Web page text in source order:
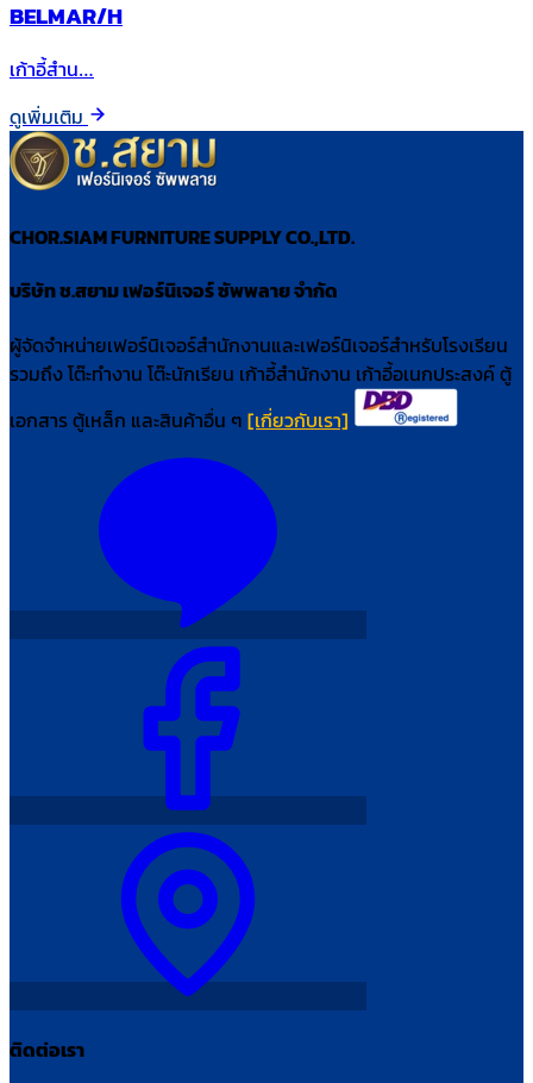
BELMAR/H
เก้าอี้สำน…
ดูเพิ่มเติม
CHOR.SIAM FURNITURE SUPPLY CO.,LTD.
บริษัท ช.สยาม เฟอร์นิเจอร์ ซัพพลาย จำกัด
ผู้จัดจำหน่ายเฟอร์นิเจอร์สำนักงานและเฟอร์นิเจอร์สำหรับโรงเรียน
รวมถึง โต๊ะทำงาน โต๊ะนักเรียน เก้าอี้สำนักงาน เก้าอี้อเนกประสงค์ ตู้
เอกสาร ตู้เหล็ก และสินค้าอื่น ๆ [เกี่ยวกับเรา]
ติดต่อเรา